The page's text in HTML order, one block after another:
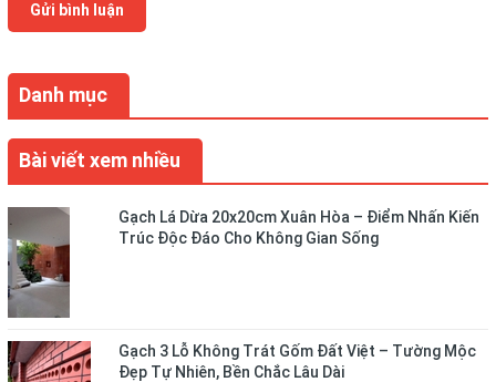
Danh mục
Bài viết xem nhiều
Gạch Lá Dừa 20x20cm Xuân Hòa – Điểm Nhấn Kiến
Trúc Độc Đáo Cho Không Gian Sống
Gạch 3 Lỗ Không Trát Gốm Đất Việt – Tường Mộc
Đẹp Tự Nhiên, Bền Chắc Lâu Dài
Gửi bình luận